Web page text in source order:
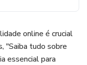
online é crucial
"Saiba tudo sobre
essencial para